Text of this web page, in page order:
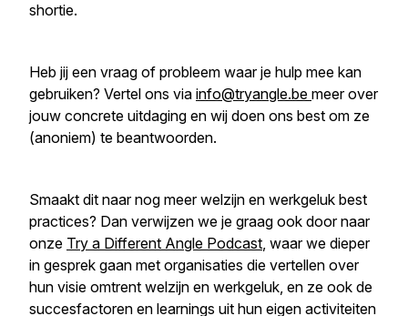
shortie.
Heb jij een vraag of probleem waar je hulp mee kan
gebruiken? Vertel ons via info@tryangle.be meer over
jouw concrete uitdaging en wij doen ons best om ze
(anoniem) te beantwoorden.
Smaakt dit naar nog meer welzijn en werkgeluk best
practices? Dan verwijzen we je graag ook door naar
onze Try a Different Angle Podcast, waar we dieper
in gesprek gaan met organisaties die vertellen over
hun visie omtrent welzijn en werkgeluk, en ze ook de
succesfactoren en learnings uit hun eigen activiteiten